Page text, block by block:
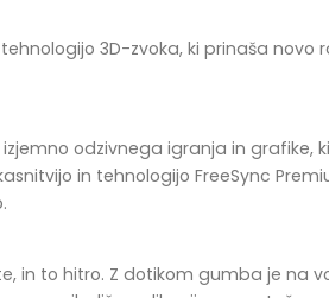
3D-zvoka, ki prinaša novo
odzivnega igranja in grafike,
in tehnologijo FreeSync
in to hitro. Z dotikom gumba je na